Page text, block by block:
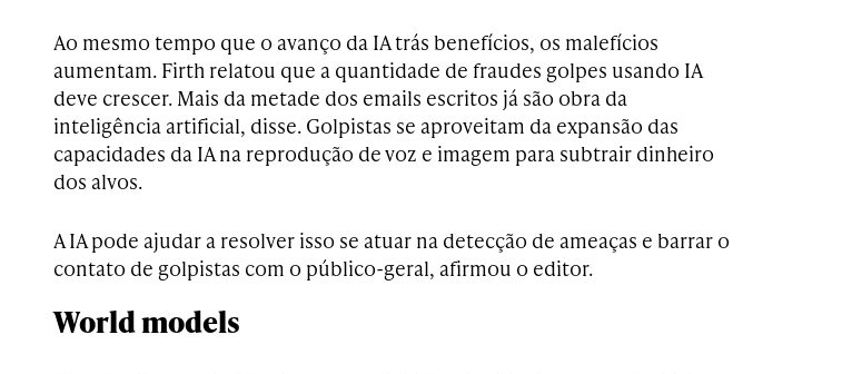
Ao mesmo tempo que o avanço da IA trás benefícios, os malefícios
aumentam. Firth relatou que a quantidade de fraudes golpes usando IA
deve crescer. Mais da metade dos emails escritos já são obra da
inteligência artificial, disse. Golpistas se aproveitam da expansão das
capacidades da IA na reprodução de voz e imagem para subtrair dinheiro
dos alvos.
A IA pode ajudar a resolver isso se atuar na detecção de ameaças e barrar o
contato de golpistas com o público-geral, afirmou o editor.
World models